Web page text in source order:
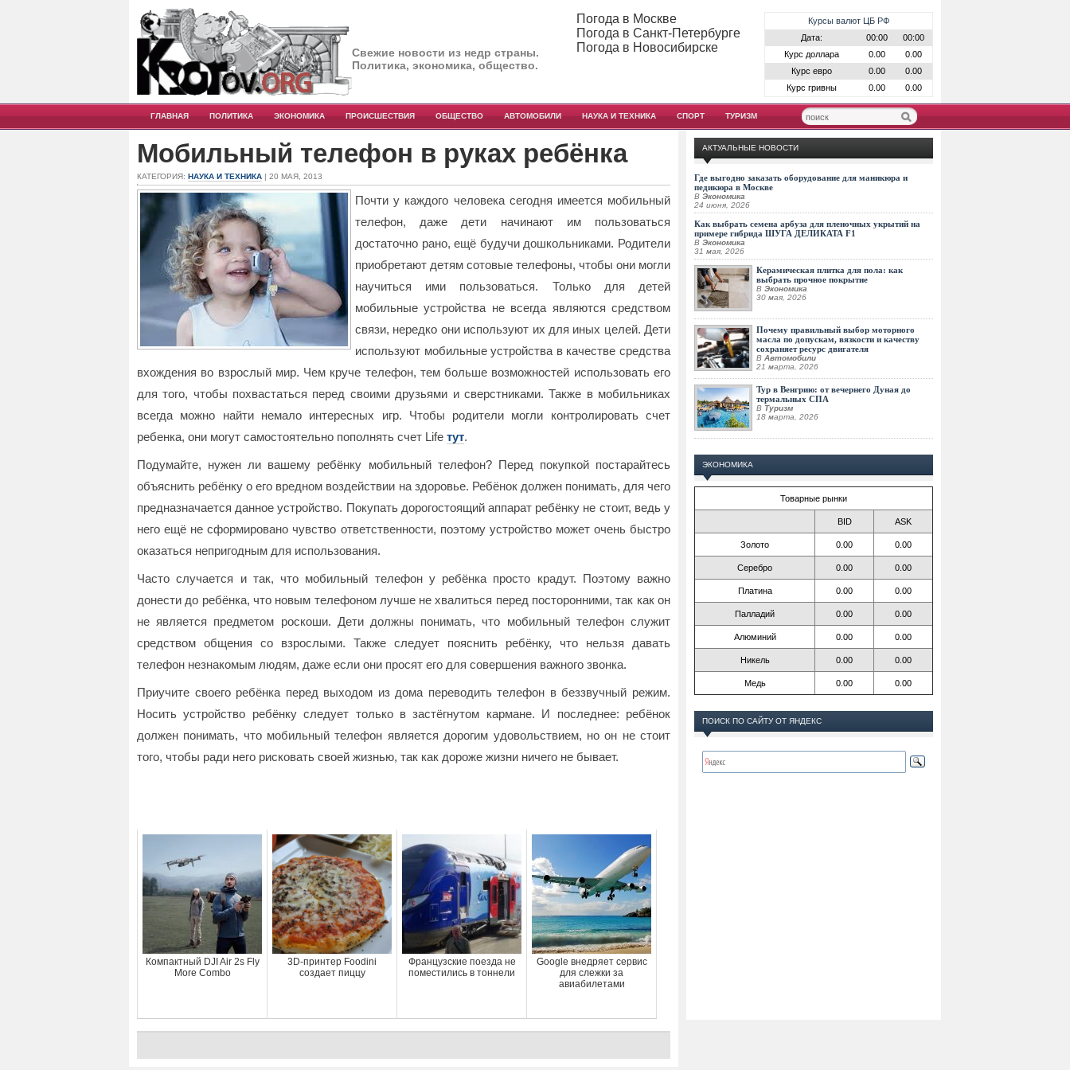
Свежие новости из недр страны.
Политика, экономика, общество.
Курсы валют ЦБ РФ
Дата:
00:00
00:00
Курс доллара
0.00
0.00
Курс евро
0.00
0.00
Курс гривны
0.00 0.00
Погода в Москве
Погода в Санкт-Петербурге
Погода в Новосибирске
ГЛАВНАЯ ПОЛИТИКА ЭКОНОМИКА ПРОИСШЕСТВИЯ ОБЩЕСТВО АВТОМОБИЛИ НАУКА И ТЕХНИКА СПОРТ ТУРИЗМ
Мобильный телефон в руках ребёнка
КАТЕГОРИЯ: НАУКА И ТЕХНИКА | 20 МАЯ, 2013
Почти у каждого человека сегодня имеется мобильный
телефон, даже дети начинают им пользоваться
достаточно рано, ещё будучи дошкольниками. Родители
приобретают детям сотовые телефоны, чтобы они могли
научиться ими пользоваться. Только для детей
мобильные устройства не всегда являются средством
связи, нередко они используют их для иных целей. Дети
используют мобильные устройства в качестве средства
вхождения во взрослый мир. Чем круче телефон, тем больше возможностей использовать его
для того, чтобы похвастаться перед своими друзьями и сверстниками. Также в мобильниках
всегда можно найти немало интересных игр. Чтобы родители могли контролировать счет
ребенка, они могут самостоятельно пополнять счет Life тут.
Подумайте, нужен ли вашему ребёнку мобильный телефон? Перед покупкой постарайтесь
объяснить ребёнку о его вредном воздействии на здоровье. Ребёнок должен понимать, для чего
предназначается данное устройство. Покупать дорогостоящий аппарат ребёнку не стоит, ведь у
него ещё не сформировано чувство ответственности, поэтому устройство может очень быстро
оказаться непригодным для использования.
Часто случается и так, что мобильный телефон у ребёнка просто крадут. Поэтому важно
донести до ребёнка, что новым телефоном лучше не хвалиться перед посторонними, так как он
не является предметом роскоши. Дети должны понимать, что мобильный телефон служит
средством общения со взрослыми. Также следует пояснить ребёнку, что нельзя давать
телефон незнакомым людям, даже если они просят его для совершения важного звонка.
Приучите своего ребёнка перед выходом из дома переводить телефон в беззвучный режим.
Носить устройство ребёнку следует только в застёгнутом кармане. И последнее: ребёнок
должен понимать, что мобильный телефон является дорогим удовольствием, но он не стоит
того, чтобы ради него рисковать своей жизнью, так как дороже жизни ничего не бывает.
Компактный DJI Air 2s Fly
More Combo
3D-принтер Foodini
создает пиццу
Французские поезда не
поместились в тоннели
Google внедряет сервис
для слежки за
авиабилетами
АКТУАЛЬНЫЕ НОВОСТИ
Где выгодно заказать оборудование для маникюра и
педикюра в Москве
В Экономика
24 июня, 2026
Как выбрать семена арбуза для пленочных укрытий на
примере гибрида ШУГА ДЕЛИКАТА F1
В Экономика
31 мая, 2026
Керамическая плитка для пола: как
выбрать прочное покрытие
В Экономика
30 мая, 2026
Почему правильный выбор моторного
масла по допускам, вязкости и качеству
сохраняет ресурс двигателя
В Автомобили
21 марта, 2026
Тур в Венгрию: от вечернего Дуная до
термальных СПА
В Туризм
18 марта, 2026
ЭКОНОМИКА
Товарные рынки
BID ASK
Золото 0.00 0.00
Серебро 0.00 0.00
Платина 0.00 0.00
Палладий 0.00 0.00
Алюминий 0.00 0.00
Никель 0.00 0.00
Медь 0.00 0.00
ПОИСК ПО САЙТУ ОТ ЯНДЕКС